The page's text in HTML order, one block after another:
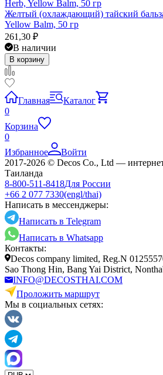
Желтый (охлаждающий) тайский
Yellow Balm, 50 гр
261,30 ₽
В наличии
В корзину
Главная
Каталог
0
Корзина
0
Избранное
Войти
2017-2026 © Decos Co., Ltd —
Таиланда
8-800-511-8418Для России
+66 2 077 7330(engl/thai)
Написать в мессенджеры:
Написать в Telegram
Написать в Whatsapp
Контакты:
Decos company limited, Reg.N
Sao Thong Hin, Bang Yai District,
INFO@DECOSTHAI.COM
Проложить маршрут
Мы в социальных сетях: